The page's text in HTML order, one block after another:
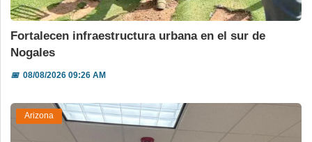
Fortalecen infraestructura urbana en el sur de
Nogales
📅08/08/2026 09:26 AM
Arizona